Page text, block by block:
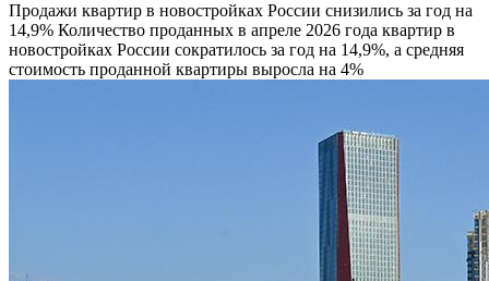
Продажи квартир в новостройках России снизились за год на
14,9% Количество проданных в апреле 2026 года квартир в
новостройках России сократилось за год на 14,9%, а средняя
стоимость проданной квартиры выросла на 4%